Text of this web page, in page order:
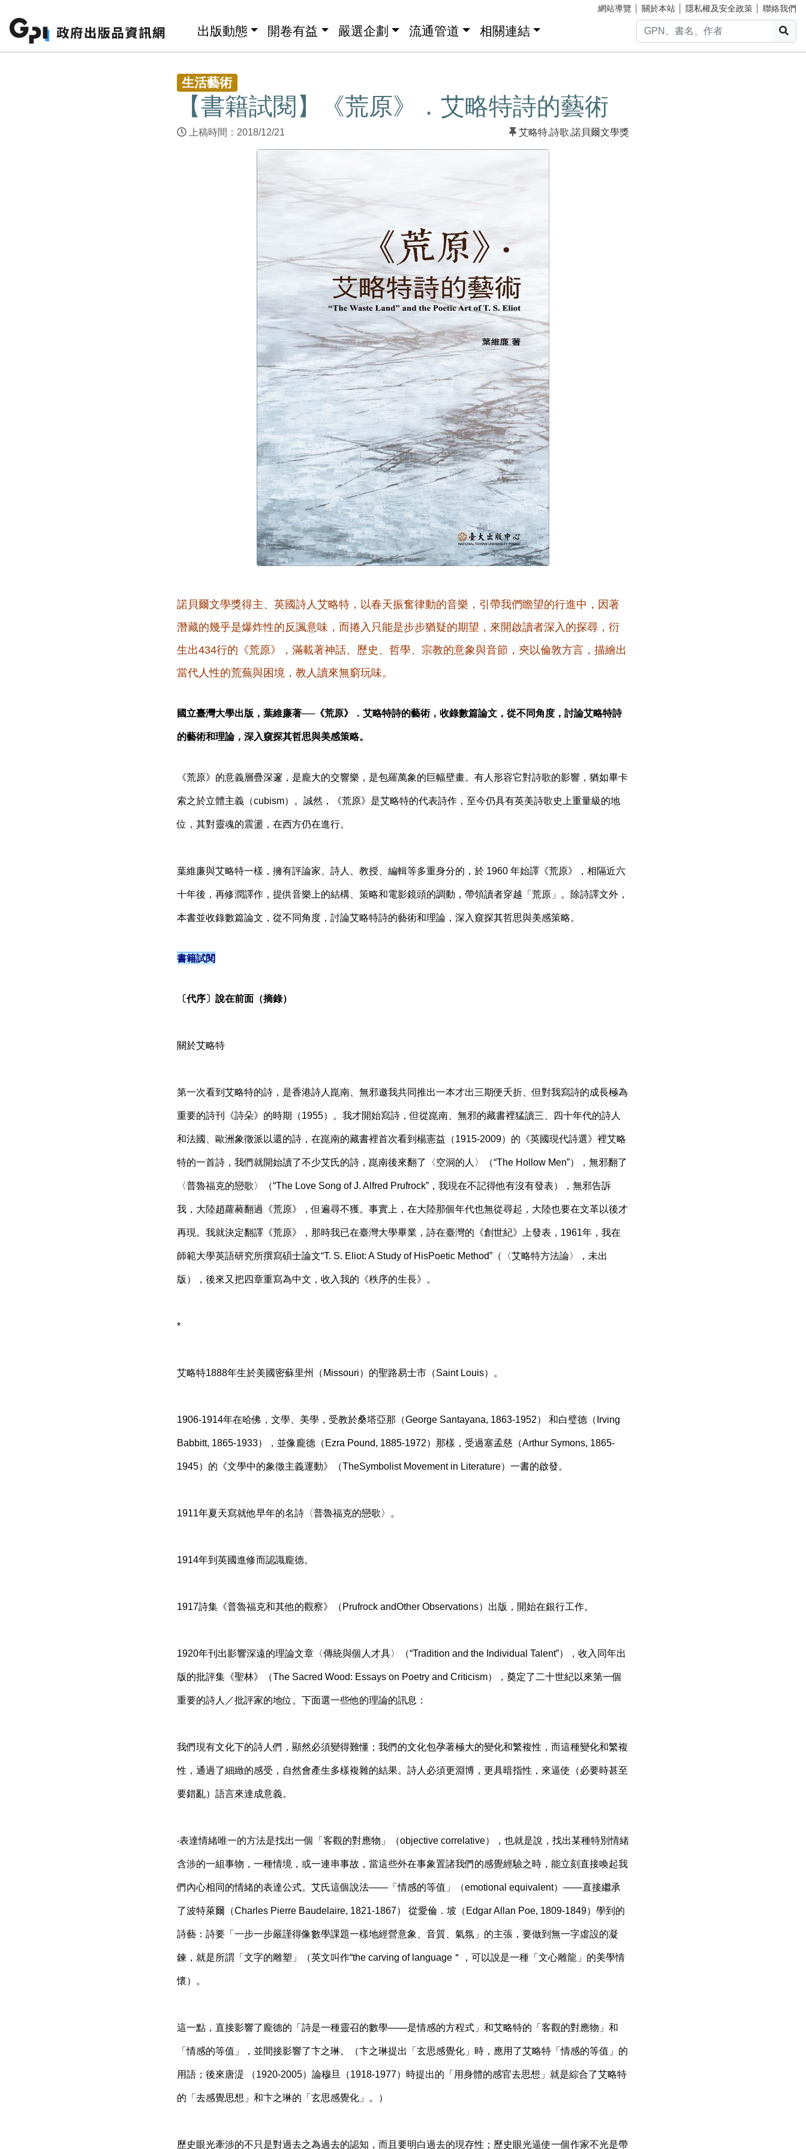
網站導覽 關於本站 隱私權及安全政策 聯絡我們
出版動態 開卷有益 嚴選企劃 流通管道 相關連結
生活藝術
【書籍試閱】《荒原》．艾略特詩的藝術
上稿時間：2018/12/21 艾略特,詩歌,諾貝爾文學獎
諾貝爾文學獎得主、英國詩人艾略特，以春天振奮律動的音樂，引帶我們瞻望的行進中，因著
潛藏的幾乎是爆炸性的反諷意味，而捲入只能是步步猶疑的期望，來開啟讀者深入的探尋，衍
生出434行的《荒原》，滿載著神話、歷史、哲學、宗教的意象與音節，夾以倫敦方言，描繪出
當代人性的荒蕪與困境，教人讀來無窮玩味。
國立臺灣大學出版，葉維廉著──《荒原》．艾略特詩的藝術，收錄數篇論文，從不同角度，討論艾略特詩
的藝術和理論，深入窺探其哲思與美感策略。
《荒原》的意義層疊深邃，是龐大的交響樂，是包羅萬象的巨幅壁畫。有人形容它對詩歌的影響，猶如畢卡
索之於立體主義（cubism）。誠然，《荒原》是艾略特的代表詩作，至今仍具有英美詩歌史上重量級的地
位，其對靈魂的震盪，在西方仍在進行。
葉維廉與艾略特一樣，擁有評論家、詩人、教授、編輯等多重身分的，於 1960 年始譯《荒原》，相隔近六
十年後，再修潤譯作，提供音樂上的結構、策略和電影鏡頭的調動，帶領讀者穿越「荒原」。除詩譯文外，
本書並收錄數篇論文，從不同角度，討論艾略特詩的藝術和理論，深入窺探其哲思與美感策略。
書籍試閱
〔代序〕說在前面（摘錄）
關於艾略特
第一次看到艾略特的詩，是香港詩人崑南、無邪邀我共同推出一本才出三期便夭折、但對我寫詩的成長極為
重要的詩刊《詩朵》的時期（1955）。我才開始寫詩，但從崑南、無邪的藏書裡猛讀三、四十年代的詩人
和法國、歐洲象徵派以還的詩，在崑南的藏書裡首次看到楊憲益（1915-2009）的《英國現代詩選》裡艾略
特的一首詩，我們就開始讀了不少艾氏的詩，崑南後來翻了〈空洞的人〉（“The Hollow Men”），無邪翻了
〈普魯福克的戀歌〉（“The Love Song of J. Alfred Prufrock”，我現在不記得他有沒有發表），無邪告訴
我，大陸趙蘿蕤翻過《荒原》，但遍尋不獲。事實上，在大陸那個年代也無從尋起，大陸也要在文革以後才
再現。我就決定翻譯《荒原》，那時我已在臺灣大學畢業，詩在臺灣的《創世紀》上發表，1961年，我在
師範大學英語研究所撰寫碩士論文“T. S. Eliot: A Study of HisPoetic Method”（〈艾略特方法論〉，未出
版），後來又把四章重寫為中文，收入我的《秩序的生長》。
*
艾略特1888年生於美國密蘇里州（Missouri）的聖路易士市（Saint Louis）。
1906-1914年在哈佛，文學、美學，受教於桑塔亞那（George Santayana, 1863-1952） 和白璧德（Irving
Babbitt, 1865-1933），並像龐德（Ezra Pound, 1885-1972）那樣，受過塞孟慈（Arthur Symons, 1865-
1945）的《文學中的象徵主義運動》（TheSymbolist Movement in Literature）一書的啟發。
1911年夏天寫就他早年的名詩〈普魯福克的戀歌〉。
1914年到英國進修而認識龐德。
1917詩集《普魯福克和其他的觀察》（Prufrock andOther Observations）出版，開始在銀行工作。
1920年刊出影響深遠的理論文章〈傳統與個人才具〉（“Tradition and the Individual Talent”），收入同年出
版的批評集《聖林》（The Sacred Wood: Essays on Poetry and Criticism），奠定了二十世紀以來第一個
重要的詩人／批評家的地位。下面選一些他的理論的訊息：
我們現有文化下的詩人們，顯然必須變得難懂；我們的文化包孕著極大的變化和繁複性，而這種變化和繁複
性，通過了細緻的感受，自然會產生多樣複雜的結果。詩人必須更淵博，更具暗指性，來逼使（必要時甚至
要錯亂）語言來達成意義。
‧表達情緒唯一的方法是找出一個「客觀的對應物」（objective correlative），也就是說，找出某種特別情緒
含涉的一組事物，一種情境，或一連串事故，當這些外在事象置諸我們的感覺經驗之時，能立刻直接喚起我
們內心相同的情緒的表達公式。艾氏這個說法——「情感的等值」（emotional equivalent）——直接繼承
了波特萊爾（Charles Pierre Baudelaire, 1821-1867） 從愛倫．坡（Edgar Allan Poe, 1809-1849）學到的
詩藝：詩要「一步一步嚴謹得像數學課題一樣地經營意象、音質、氣氛」的主張，要做到無一字虛設的凝
鍊，就是所謂「文字的雕塑」（英文叫作“the carving of language＂，可以說是一種「文心雕龍」的美學情
懷）。
這一點，直接影響了龐德的「詩是一種靈召的數學——是情感的方程式」和艾略特的「客觀的對應物」和
「情感的等值」，並間接影響了卞之琳。（卞之琳提出「玄思感覺化」時，應用了艾略特「情感的等值」的
用語；後來唐湜 （1920-2005）論穆旦（1918-1977）時提出的「用身體的感官去思想」就是綜合了艾略特
的「去感覺思想」和卞之琳的「玄思感覺化」。）
歷史眼光牽涉的不只是對過去之為過去的認知，而且要明白過去的現存性；歷史眼光逼使一個作家不光是帶